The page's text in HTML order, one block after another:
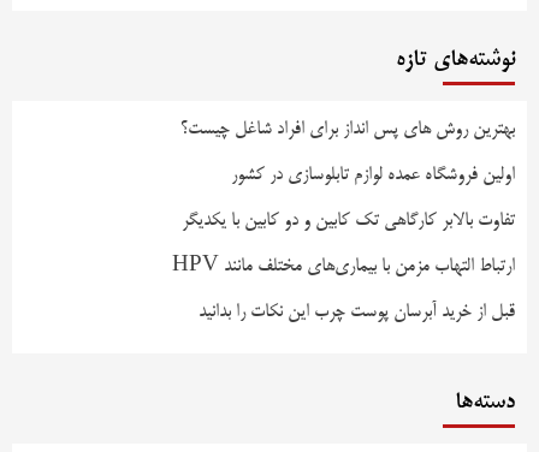
نوشته‌های تازه
بهترین روش‌ های پس‌ انداز برای افراد شاغل چیست؟
اولین فروشگاه عمده لوازم تابلوسازی در کشور
تفاوت بالابر کارگاهی تک کابین و دو کابین با یکدیگر
ارتباط التهاب مزمن با بیماری‌های مختلف مانند HPV
قبل از خرید آبرسان پوست چرب این نکات را بدانید
دسته‌ها